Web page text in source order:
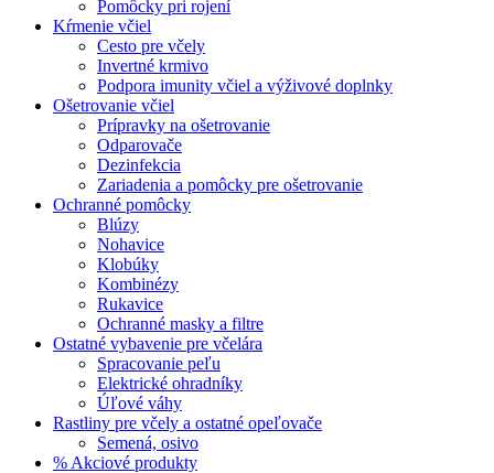
Pomôcky pri rojení
Kŕmenie včiel
Cesto pre včely
Invertné krmivo
Podpora imunity včiel a výživové doplnky
Ošetrovanie včiel
Prípravky na ošetrovanie
Odparovače
Dezinfekcia
Zariadenia a pomôcky pre ošetrovanie
Ochranné pomôcky
Blúzy
Nohavice
Klobúky
Kombinézy
Rukavice
Ochranné masky a filtre
Ostatné vybavenie pre včelára
Spracovanie peľu
Elektrické ohradníky
Úľové váhy
Rastliny pre včely a ostatné opeľovače
Semená, osivo
% Akciové produkty